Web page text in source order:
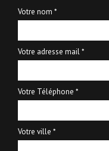
Votre nom *
Votre adresse mail *
Votre Téléphone *
Votre ville *